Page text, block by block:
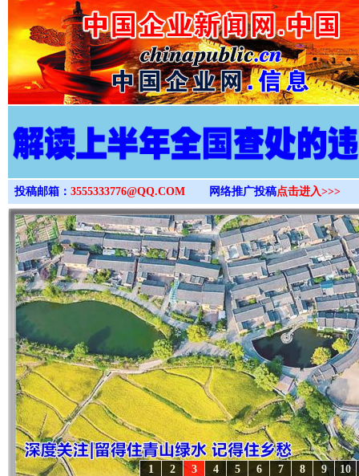
>
投稿邮箱： 3555333776@QQ.COM 网络推广投稿点击进入>>>
10
9
8
7
6
5
4
3
2
1